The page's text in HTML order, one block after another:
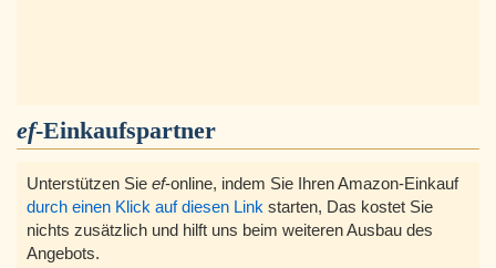
ef-Einkaufspartner
Unterstützen Sie ef-online, indem Sie Ihren Amazon-Einkauf
durch einen Klick auf diesen Link starten, Das kostet Sie
nichts zusätzlich und hilft uns beim weiteren Ausbau des
Angebots.